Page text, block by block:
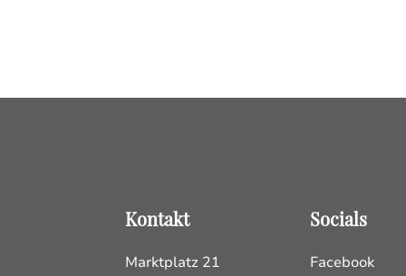
Kontakt
Marktplatz 21
Socials
Facebook